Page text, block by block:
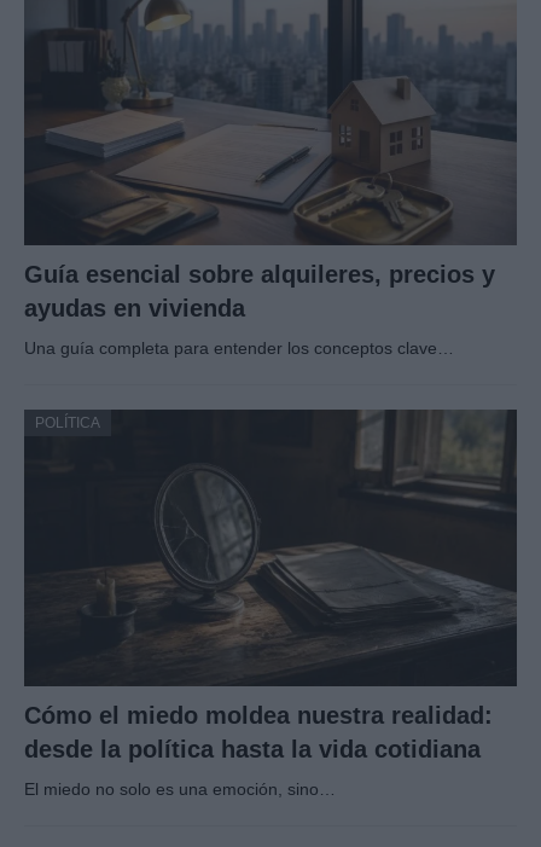
Guía esencial sobre alquileres, precios y
ayudas en vivienda
Una guía completa para entender los conceptos clave…
POLÍTICA
Cómo el miedo moldea nuestra realidad:
desde la política hasta la vida cotidiana
El miedo no solo es una emoción, sino…